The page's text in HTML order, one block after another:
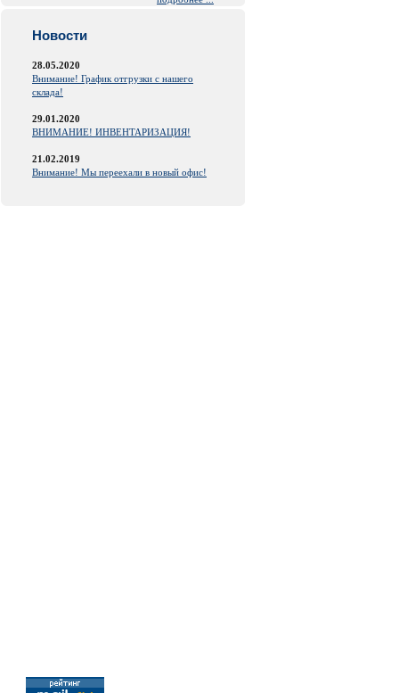
Новости
28.05.2020
Внимание! График отгрузки с нашего
склада!
29.01.2020
ВНИМАНИЕ! ИНВЕНТАРИЗАЦИЯ!
21.02.2019
Внимание! Мы переехали в новый офис!